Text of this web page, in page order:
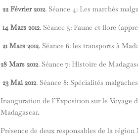
22 Février 2012. Séance 4: Les marchés
14 Mars 2012. Séance 5: Faune et flore
21 Mars 2012. Séance 6: les transports à
28 Mars 2012. Séance 7: Histoire de
23 Mai 2012. Séance 8: Spécialités
Inauguration de l’Exposition sur le Voyage
Madagascar.
Présence de deux responsables de la région